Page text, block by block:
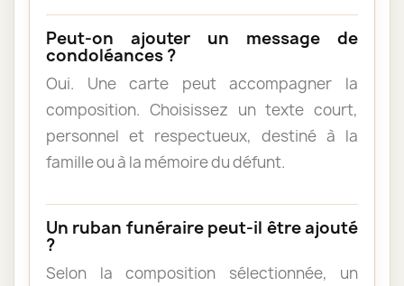
Peut-on ajouter un message de
condoléances ?
Oui. Une carte peut accompagner la
composition. Choisissez un texte court,
personnel et respectueux, destiné à la
famille ou à la mémoire du défunt.
Un ruban funéraire peut-il être ajouté
?
Selon la composition sélectionnée, un